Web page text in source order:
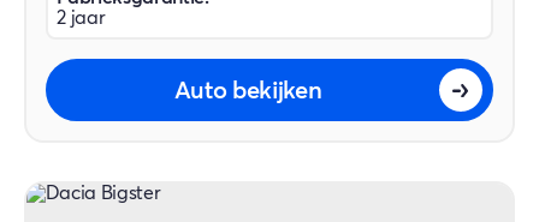
2 jaar
Auto bekijken